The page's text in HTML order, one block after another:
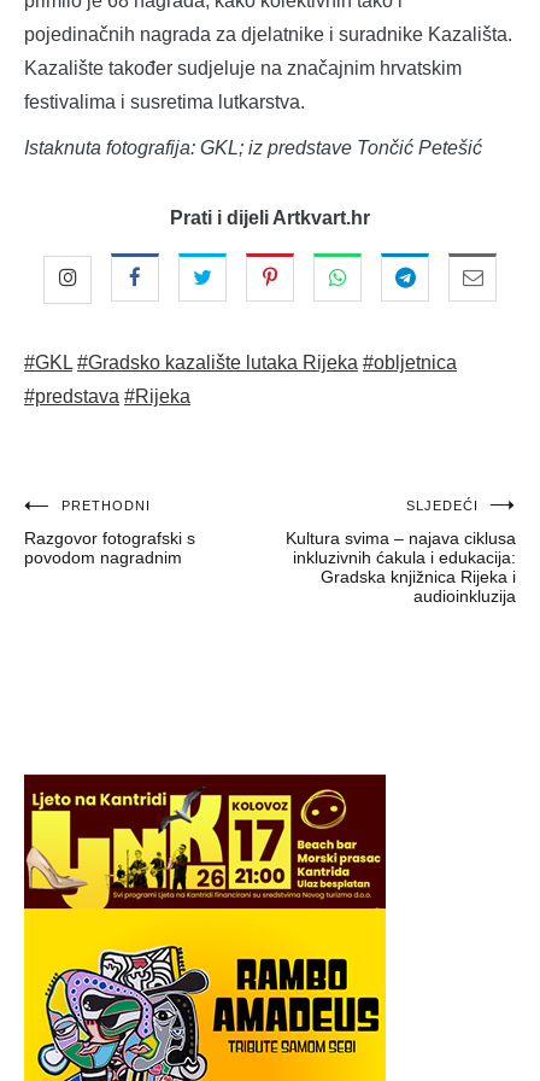
pojedinačnih nagrada za djelatnike i suradnike Kazališta.
Kazalište također sudjeluje na značajnim hrvatskim
festivalima i susretima lutkarstva.
Istaknuta fotografija: GKL; iz predstave Tončić Petešić
Prati i dijeli Artkvart.hr
#GKL #Gradsko kazalište lutaka Rijeka #obljetnica
#predstava #Rijeka
Navigacija
objava
PRETHODNI
Razgovor fotografski s
povodom nagradnim
SLJEDEĆI
Kultura svima – najava ciklusa
inkluzivnih ćakula i edukacija:
Gradska knjižnica Rijeka i
audioinkluzija